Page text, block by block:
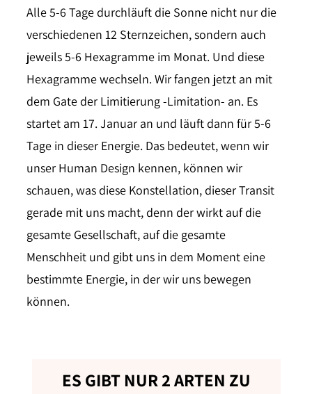
Alle 5-6 Tage durchläuft die Sonne nicht nur die
verschiedenen 12 Sternzeichen, sondern auch
jeweils 5-6 Hexagramme im Monat. Und diese
Hexagramme wechseln. Wir fangen jetzt an mit
dem Gate der Limitierung -Limitation- an. Es
startet am 17. Januar an und läuft dann für 5-6
Tage in dieser Energie. Das bedeutet, wenn wir
unser Human Design kennen, können wir
schauen, was diese Konstellation, dieser Transit
gerade mit uns macht, denn der wirkt auf die
gesamte Gesellschaft, auf die gesamte
Menschheit und gibt uns in dem Moment eine
bestimmte Energie, in der wir uns bewegen
können.
ES GIBT NUR 2 ARTEN ZU